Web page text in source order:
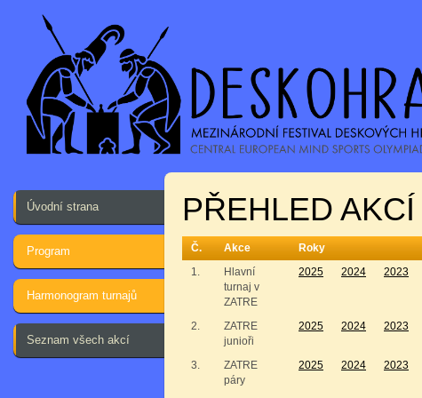
Úvodní strana
Program
Harmonogram turnajů
Seznam všech akcí
PŘEHLED
Č. Akce
Roky
1.
Hlavní
turnaj v
ZATRE
2025 2024 2023
2.
ZATRE
junioři
2025 2024 2023
3.
ZATRE
páry
2025 2024 2023